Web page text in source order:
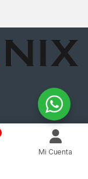
Mi Cuenta